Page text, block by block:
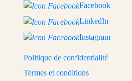
Facebook
LinkedIn
Instagram
Politique de confidentialité
Termes et conditions